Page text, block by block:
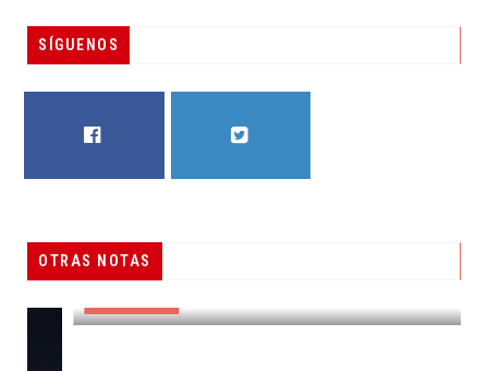
SÍGUENOS
OTRAS NOTAS
RESUELVEN DOS CASOS DE ENGAÑO TELEFÓNICO